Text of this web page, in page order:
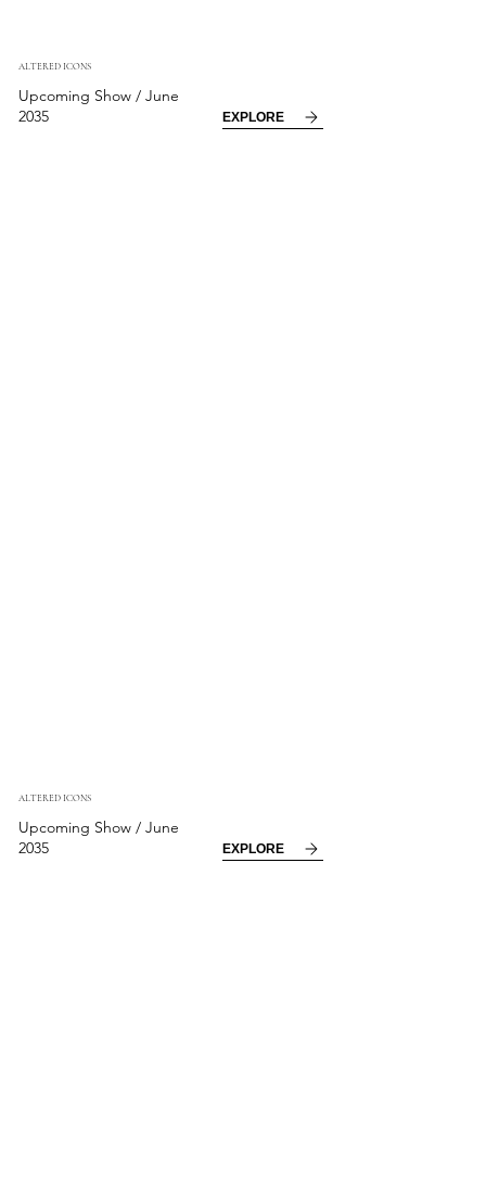
ALTERED ICONS
Upcoming Show / June
2035
EXPLORE
ALTERED ICONS
Upcoming Show / June
2035
EXPLORE